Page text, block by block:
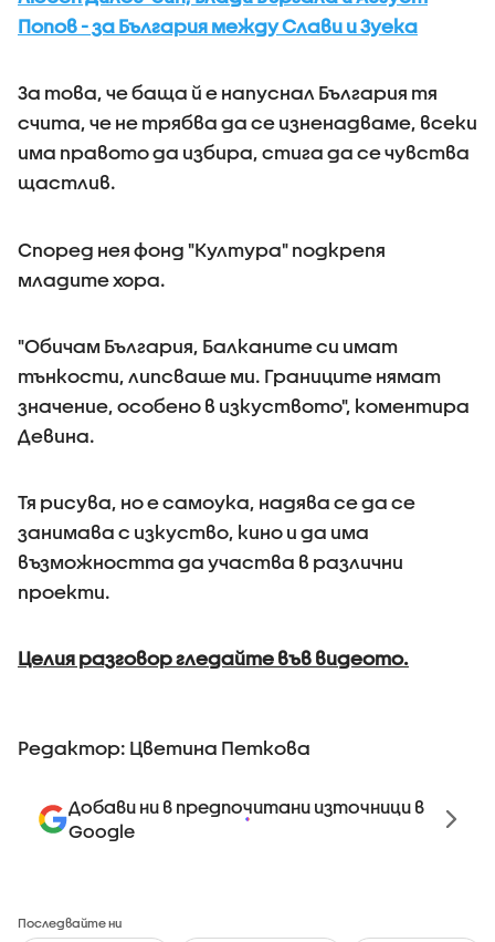
Попов - за България между Слави и Зуека
За това, че баща й е напуснал България тя
счита, че не трябва да се изненадваме, всеки
има правото да избира, стига да се чувства
щастлив.
Според нея фонд "Култура" подкрепя
младите хора.
"Обичам България, Балканите си имат
тънкости, липсваше ми. Границите нямат
значение, особено в изкуството", коментира
Девина.
Тя рисува, но е самоука, надява се да се
занимава с изкуство, кино и да има
възможността да участва в различни
проекти.
Целия разговор гледайте във видеото.
Редактор: Цветина Петкова
Добави ни в предпочитани източници в
Google
Последвайте ни